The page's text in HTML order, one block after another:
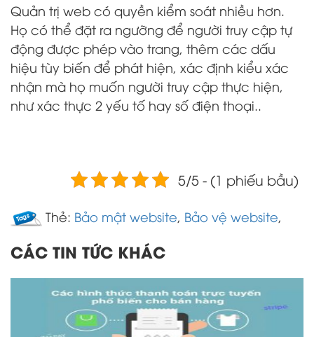
Quản trị web có quyền kiểm soát nhiều hơn.
Họ có thể đặt ra ngưỡng để người truy cập tự
động được phép vào trang, thêm các dấu
hiệu tùy biến để phát hiện, xác định kiểu xác
nhận mà họ muốn người truy cập thực hiện,
như xác thực 2 yếu tố hay số điện thoại..
5/5 - (1 phiếu bầu)
Thẻ: Bảo mật website, Bảo vệ website,
CÁC TIN TỨC KHÁC